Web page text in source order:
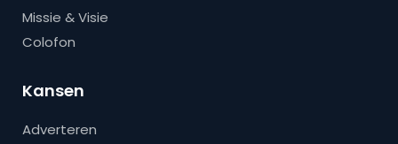
Missie & Visie
Colofon
Kansen
Adverteren